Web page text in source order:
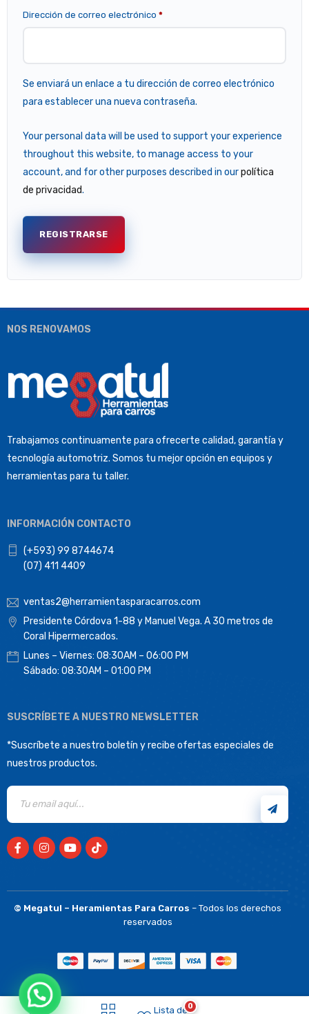
Lista de0
Dirección de correo electrónico *
Se enviará un enlace a tu dirección de correo electrónico
para establecer una nueva contraseña.
Your personal data will be used to support your experience
throughout this website, to manage access to your
account, and for other purposes described in ourpolítica
de privacidad.
REGISTRARSE
NOS RENOVAMOS
Trabajamos continuamente para ofrecerte calidad, garantía y
tecnología automotriz. Somos tu mejor opción en equipos y
herramientas para tu taller.
INFORMACIÓN CONTACTO
(+593) 99 8744674
(07) 411 4409
ventas2@herramientasparacarros.com
Presidente Córdova 1-88 y Manuel Vega. A 30 metros de
Coral Hipermercados.
Lunes – Viernes: 08:30AM – 06:00 PM
Sábado: 08:30AM – 01:00 PM
SUSCRÍBETE A NUESTRO NEWSLETTER
*Suscríbete a nuestro boletín y recibe ofertas especiales de
nuestros productos.
© Megatul – Heramientas Para Carros – Todos los derechos
reservados